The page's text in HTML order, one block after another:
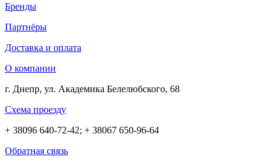
Бренды
Партнёры
Доставка и оплата
О компании
г. Днепр, ул. Академика Белелюбского, 68
Схема проезду
+ 38096 640-72-42; + 38067 650-96-64
Обратная связь